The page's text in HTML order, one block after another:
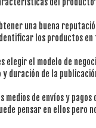
del
una buena
los productos
el modelo de
duración de la
de envíos y pagos
pensar en ellos pero